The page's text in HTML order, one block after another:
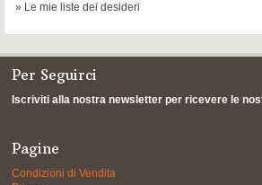
» Le mie liste dei desideri
Per Seguirci
Iscriviti alla nostra newsletter per ricevere le
Pagine
Condizioni di Vendita